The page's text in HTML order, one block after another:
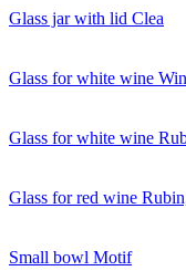
Glass jar with lid Clea
Glass for white wine
Glass for white wine
Glass for red wine
Small bowl Motif